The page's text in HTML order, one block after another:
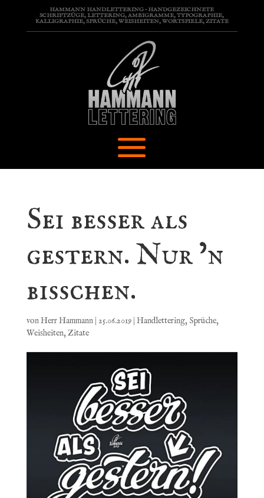
HAMMANN HANDLETTERING – HANDGEZEICHNETE
SCHRIFTZÜGE, LETTERING, AMBIGRAMME, TYPOGRAPHIE,
KALLIGRAPHIE, SPRÜCHE, WEISHEITEN, WORTSPIELE, ZITATE
Sei besser als
gestern. Nur ’n
bisschen.
vonHerr Hammann| 25.06.2019| Handlettering, Sprüche,
Weisheiten, Zitate